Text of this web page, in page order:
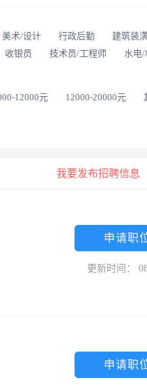
美术/设计 行政后勤 建筑装
收银员 技术员/工程师 水电/
12000元 12000-20000元
我要发布招聘信息
申请职
更新时间：
申请职